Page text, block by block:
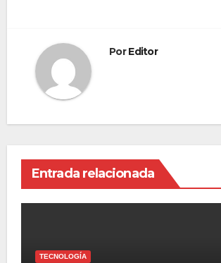
PorEditor
Entrada relacionada
TECNOLOGÍA